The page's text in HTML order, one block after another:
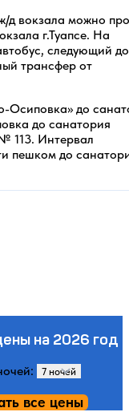
д вокзала можно
г.Туапсе. На
следующий
трансфер от
Осиповка» до
до санатория
113. Интервал
пешком до
на 2026 год
все цены